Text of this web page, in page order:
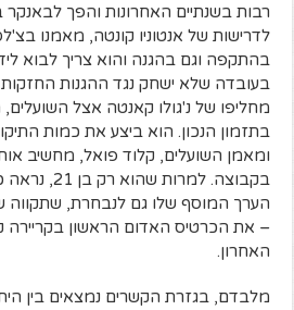
רבות בשנתיים האחרונות והפך
לדרישות של אנטוניו קונטה, מאמנו
בהתקפה וגם בהגנה והוא צריך לבוא
בעובדה שלא ישחק נגד ההגנות החזקות
מחליפו של נ'גולו קאנטה אצל
בתזמון הנכון. הוא ביצע את כמות
ומאמן השועלים, קלוד פואל, מחשיב
בקבוצה.
הערך המוסף שלו גם לנבחרת, שתקווה
– את הכרטיס האדום הראשון בקריירה
האחרון.
מלבדם, בגזרת הקשרים נמצאים בין